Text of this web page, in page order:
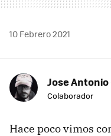
10 Febrero 2021
Jose
Colaborador
Hace poco vimos